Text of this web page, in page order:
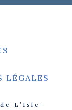
LÉGALES
L’Isle-